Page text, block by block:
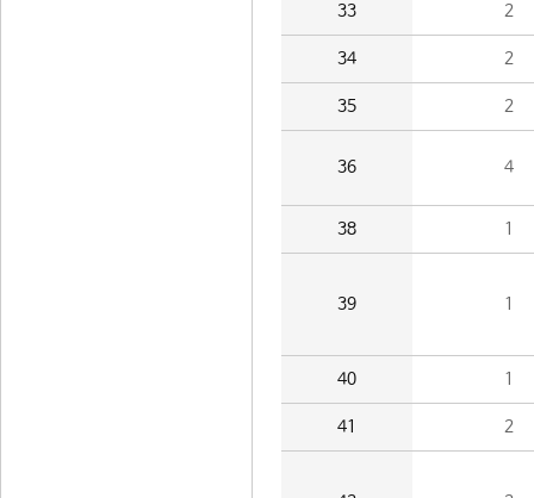
33 2
34 2
35 2
36 4
38 1
39 1
40 1
41 2